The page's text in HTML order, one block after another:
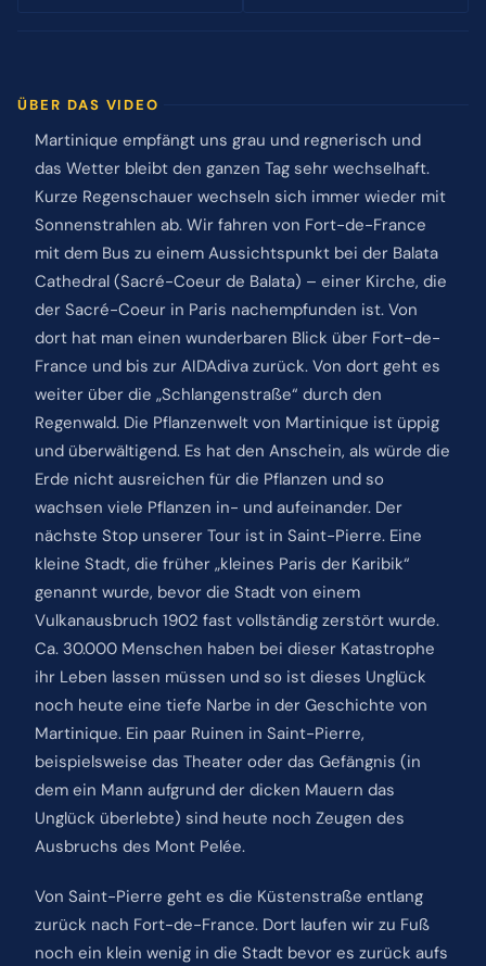
ÜBER DAS VIDEO
Martinique empfängt uns grau und regnerisch und
das Wetter bleibt den ganzen Tag sehr wechselhaft.
Kurze Regenschauer wechseln sich immer wieder mit
Sonnenstrahlen ab. Wir fahren von Fort-de-France
mit dem Bus zu einem Aussichtspunkt bei der Balata
Cathedral (Sacré-Coeur de Balata) – einer Kirche, die
der Sacré-Coeur in Paris nachempfunden ist. Von
dort hat man einen wunderbaren Blick über Fort-de-
France und bis zur AIDAdiva zurück. Von dort geht es
weiter über die „Schlangenstraße“ durch den
Regenwald. Die Pflanzenwelt von Martinique ist üppig
und überwältigend. Es hat den Anschein, als würde die
Erde nicht ausreichen für die Pflanzen und so
wachsen viele Pflanzen in- und aufeinander. Der
nächste Stop unserer Tour ist in Saint-Pierre. Eine
kleine Stadt, die früher „kleines Paris der Karibik“
genannt wurde, bevor die Stadt von einem
Vulkanausbruch 1902 fast vollständig zerstört wurde.
Ca. 30.000 Menschen haben bei dieser Katastrophe
ihr Leben lassen müssen und so ist dieses Unglück
noch heute eine tiefe Narbe in der Geschichte von
Martinique. Ein paar Ruinen in Saint-Pierre,
beispielsweise das Theater oder das Gefängnis (in
dem ein Mann aufgrund der dicken Mauern das
Unglück überlebte) sind heute noch Zeugen des
Ausbruchs des Mont Pelée.
Von Saint-Pierre geht es die Küstenstraße entlang
zurück nach Fort-de-France. Dort laufen wir zu Fuß
noch ein klein wenig in die Stadt bevor es zurück aufs